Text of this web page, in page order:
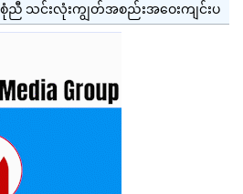
သင်းလုံးကျွတ်အစည်းအဝေးကျင်းပ